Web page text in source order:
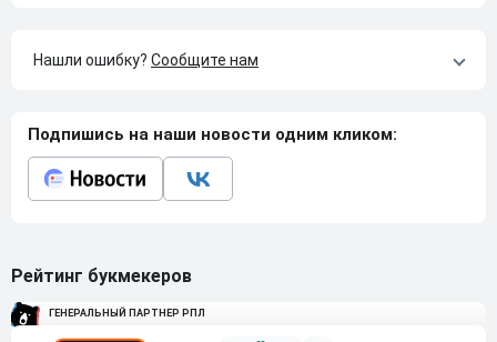
Нашли ошибку? Сообщите нам
Подпишись на наши новости одним кликом:
Рейтинг букмекеров
ГЕНЕРАЛЬНЫЙ ПАРТНЕР РПЛ